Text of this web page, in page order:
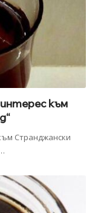
към
Странджански